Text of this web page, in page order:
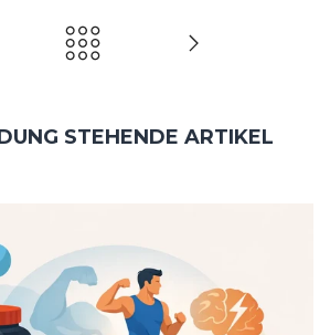
STEHENDE ARTIKEL